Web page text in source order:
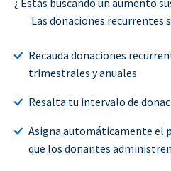
Las donaciones recurrentes
Recauda donaciones
trimestrales y anuales.
Resalta tu intervalo de
Asigna automáticamente el
que los donantes